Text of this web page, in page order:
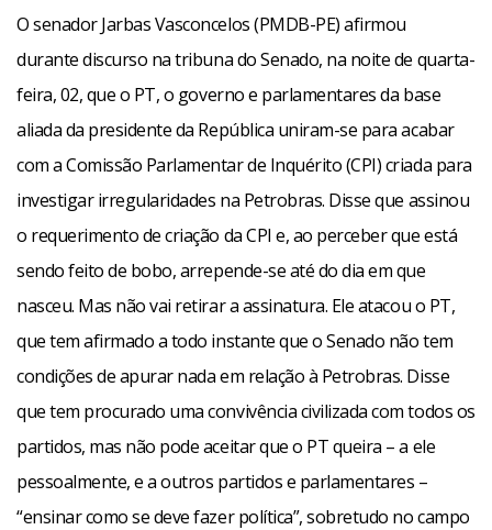
O senador Jarbas Vasconcelos (PMDB-PE) afirmou
durante discurso na tribuna do Senado, na noite de quarta-
feira, 02, que o PT, o governo e parlamentares da base
aliada da presidente da República uniram-se para acabar
com a Comissão Parlamentar de Inquérito (CPI) criada para
investigar irregularidades na Petrobras. Disse que assinou
o requerimento de criação da CPI e, ao perceber que está
sendo feito de bobo, arrepende-se até do dia em que
nasceu. Mas não vai retirar a assinatura. Ele atacou o PT,
que tem afirmado a todo instante que o Senado não tem
condições de apurar nada em relação à Petrobras. Disse
que tem procurado uma convivência civilizada com todos os
partidos, mas não pode aceitar que o PT queira – a ele
pessoalmente, e a outros partidos e parlamentares –
“ensinar como se deve fazer política”, sobretudo no campo